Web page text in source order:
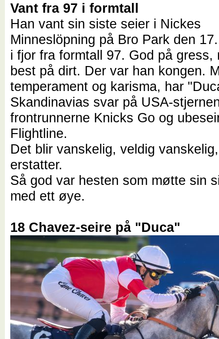
Vant fra 97 i formtall
Han vant sin siste seier i Nickes
Minneslöpning på Bro Park den
i fjor fra formtall 97. God på gress,
best på dirt. Der var han kongen.
temperament og karisma, har
Skandinavias svar på USA-
frontrunnerne Knicks Go og
Flightline.
Det blir vanskelig, veldig
erstatter.
Så god var hesten som møtte sin
med ett øye.
18 Chavez-seire på "Duca"